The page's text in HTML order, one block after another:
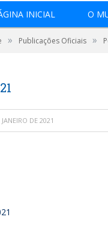
INICIAL O
» Publicações Oficiais »
JANEIRO DE 2021